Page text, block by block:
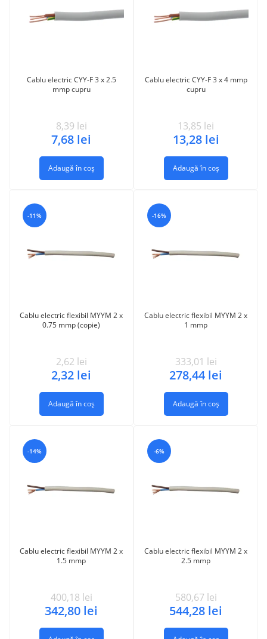
Cablu electric CYY-F 3 x 2.5
mmp cupru
8,39 lei
7,68 lei
Adaugă în coș
Cablu electric CYY-F 3 x 4 mmp
cupru
13,85 lei
13,28 lei
Adaugă în coș
-11%
Cablu electric flexibil MYYM 2 x
0.75 mmp (copie)
2,62 lei
2,32 lei
Adaugă în coș
-16%
Cablu electric flexibil MYYM 2 x
1 mmp
333,01 lei
278,44 lei
Adaugă în coș
-14%
Cablu electric flexibil MYYM 2 x
1.5 mmp
400,18 lei
342,80 lei
-6%
Cablu electric flexibil MYYM 2 x
2.5 mmp
580,67 lei
544,28 lei